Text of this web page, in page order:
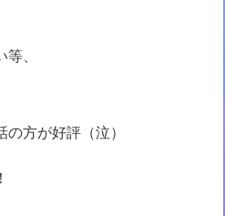
、
方が好評（泣）